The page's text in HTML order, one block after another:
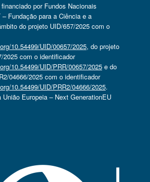
por Fundos Nacionais
Fundação para a Ciência e a
do projeto UID/657/2025 com o
10.54499/UID/00657/2025, do projeto
2025 com o identificador
10.54499/UID/PRR/00657/2025e do
04666/2025 com o identificador
10.54499/UID/PRR2/04666/2025.
União Europeia – Next GenerationEU